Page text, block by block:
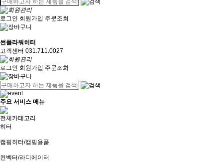
로그인 회원가입 주문조회
썬플라워히터
고객센터 031.711.0027
로그인 회원가입 주문조회
주요 서비스 메뉴
전체카테고리
히터
캠핑히터/캠핑용품
컨벡터/라디에이터